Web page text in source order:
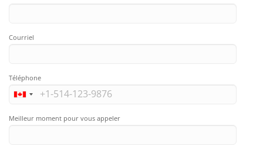
Courriel
Téléphone
Meilleur moment pour vous appeler